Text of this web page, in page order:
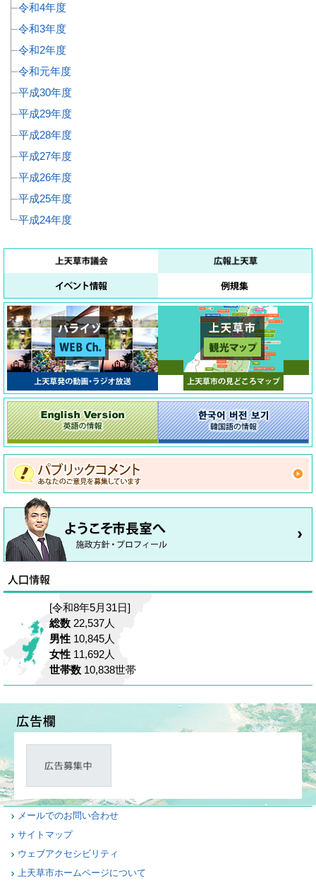
令和4年度
令和3年度
令和2年度
令和元年度
平成30年度
平成29年度
平成28年度
平成27年度
平成26年度
平成25年度
平成24年度
[令和8年5月31日]
総数 22,537人
男性 10,845人
女性 11,692人
世帯数 10,838世帯
メールでのお問い合わせ
サイトマップ
ウェブアクセシビリティ
上天草市ホームページについて